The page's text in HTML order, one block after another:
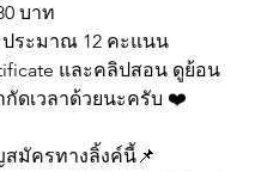
บาท
ประมาณ 12 คะแนน
และคลิปสอน ดูย้อน
กัดเวลาด้วยนะครับ ❤️
สมัครทางลิ้งค์นี้📌